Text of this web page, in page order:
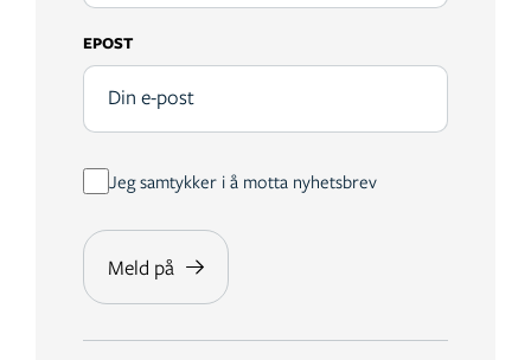
EPOST
Jeg samtykker i å motta nyhetsbrev